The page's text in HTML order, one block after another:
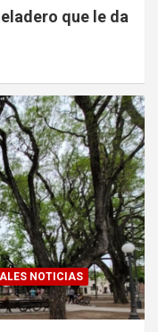
que le da
NOTICIAS